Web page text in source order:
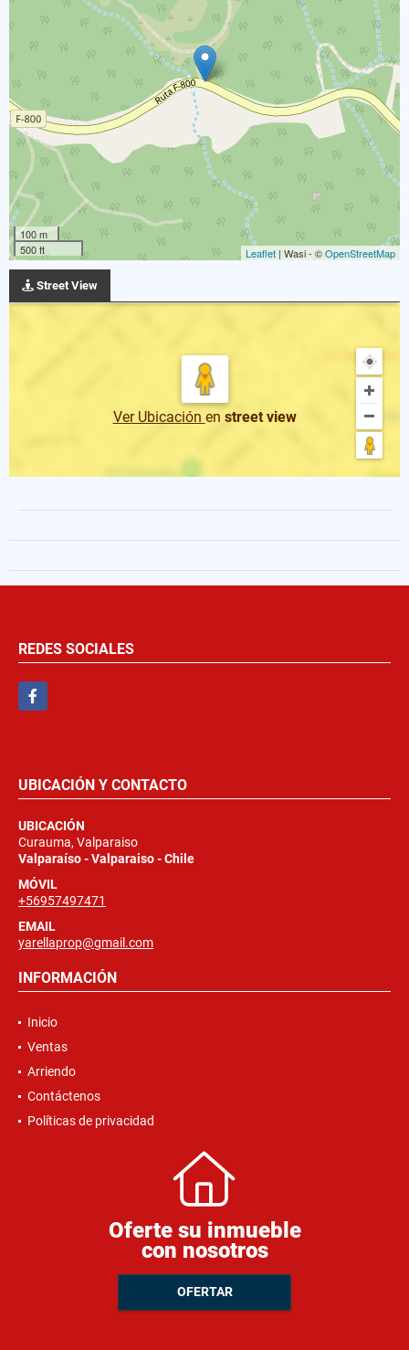
100 m
500 ft
Leaflet | Wasi - ©OpenStreetMap
Street View
Ver Ubicación en street view
REDES SOCIALES
Facebook
UBICACIÓN Y CONTACTO
UBICACIÓN
Curauma, Valparaiso
Valparaíso - Valparaiso - Chile
MÓVIL
+56957497471
EMAIL
yarellaprop@gmail.com
INFORMACIÓN
Inicio
Ventas
Arriendo
Contáctenos
Políticas de privacidad
Oferte su inmueble
con nosotros
OFERTAR